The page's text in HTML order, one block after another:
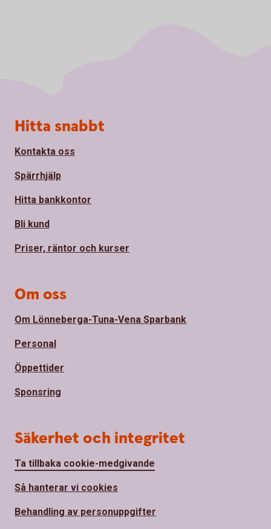
Sidfot
Hitta snabbt
Kontakta oss
Spärrhjälp
Hitta bankkontor
Bli kund
Priser, räntor och kurser
Om oss
Om Lönneberga-Tuna-Vena Sparbank
Personal
Öppettider
Sponsring
Säkerhet och integritet
Ta tillbaka cookie-medgivande
Så hanterar vi cookies
Behandling av personuppgifter